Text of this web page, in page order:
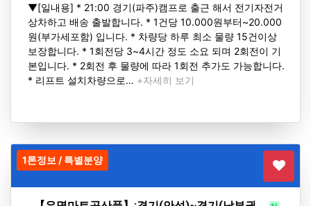
▼[일내용] * 21:00 경기(파주)캠프로 출근 해서 전기자전거
상차하고 배송 출발합니다. * 1건당 10.000원부터~20.000
원(부가세포함) 입니다. * 차량당 하루 최소 물량 15건이상
보장합니다. * 1회전당 3~4시간 정도 소요 되며 2회전이 기
본입니다. * 2회전 후 물량에 따라 1회전 추가도 가능합니다.
* 리프트 설치차량으로… +자세히 보기
1톤정보 / 특별분양